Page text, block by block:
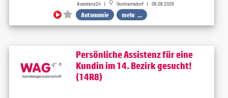
Assistenz24 | Guntramsdorf | 06.08.2026
Autonomie mehr ...
Persönliche Assistenz für eine
Kundin im 14. Bezirk gesucht!
(14R8)